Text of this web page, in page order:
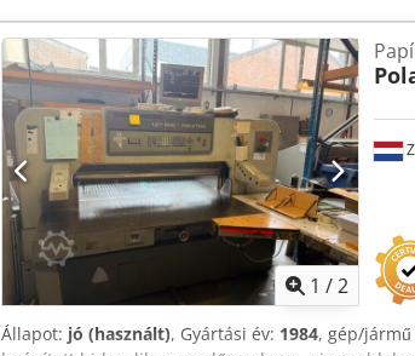
1 /2
Állapot: jó (használt), Gyártási év: 1984, gép/jármű